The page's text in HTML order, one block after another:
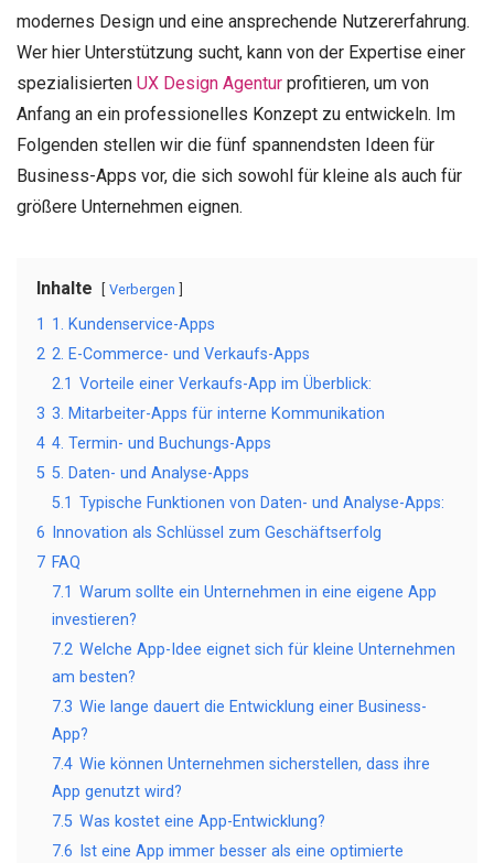
modernes Design und eine ansprechende Nutzererfahrung.
Wer hier Unterstützung sucht, kann von der Expertise einer
spezialisierten UX Design Agentur profitieren, um von
Anfang an ein professionelles Konzept zu entwickeln. Im
Folgenden stellen wir die fünf spannendsten Ideen für
Business-Apps vor, die sich sowohl für kleine als auch für
größere Unternehmen eignen.
Inhalte Verbergen
1 1. Kundenservice-Apps
2 2. E-Commerce- und Verkaufs-Apps
2.1 Vorteile einer Verkaufs-App im Überblick:
3 3. Mitarbeiter-Apps für interne Kommunikation
4 4. Termin- und Buchungs-Apps
5 5. Daten- und Analyse-Apps
5.1 Typische Funktionen von Daten- und Analyse-Apps:
6
Innovation als Schlüssel zum Geschäftserfolg
7 FAQ
7.1 Warum sollte ein Unternehmen in eine eigene App
investieren?
7.2 Welche App-Idee eignet sich für kleine Unternehmen
am besten?
7.3 Wie lange dauert die Entwicklung einer Business-
App?
7.4 Wie können Unternehmen sicherstellen, dass ihre
App genutzt wird?
7.5 Was kostet eine App-Entwicklung?
7.6
Ist eine App immer besser als eine optimierte